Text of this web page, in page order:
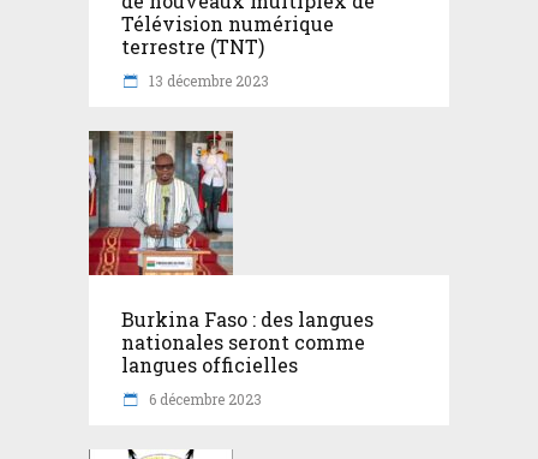
Télévision numérique
terrestre (TNT)
13 décembre 2023
Burkina Faso : des langues
nationales seront comme
langues officielles
6 décembre 2023